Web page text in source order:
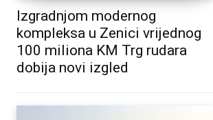
Izgradnjom modernog
kompleksa u Zenici vrijednog
100 miliona KM Trg rudara
dobija novi izgled